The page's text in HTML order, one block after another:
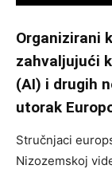
Organizirani
zahvaljujući
(AI) i drugih
utorak
Stručnjaci
Nizozemskoj